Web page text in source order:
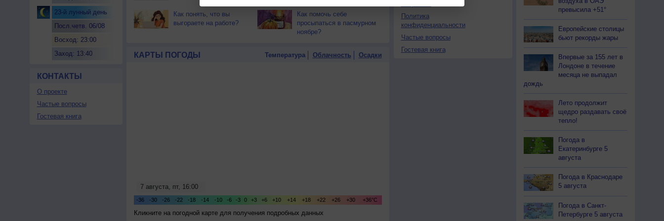
23-й лунный день
Посл.четв. 06/08
Восход: 23:00
Заход: 13:40
КОНТАКТЫ
О проекте
Частые вопросы
Гостевая книга
Как понять, что вы
выгораете на работе?
Как помочь себе
просыпаться в пасмурном
ноябре?
КАРТЫ ПОГОДЫ Температура Облачность Осадки
Кликните на погодной карте для получения подробных данных
Политика
конфиденциальности
Частые вопросы
Гостевая книга
превысила +51°
Европейские столицы
бьют рекорды жары
Впервые за 155 лет в
Лондоне в течение
месяца не выпадал
дождь
Лето продолжит
щедро раздавать своё
тепло!
Погода в
Екатеринбурге 5
августа
Погода в Краснодаре
5 августа
Погода в Санкт-
Петербурге 5 августа